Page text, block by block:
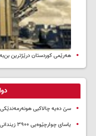
هەرێمی کوردستان درێژترین
سێ دەیە چالاکیی هونەرمەندێکی
یاسای چوارچێوەیی ۳۹۰۰ زیندانی سیاسی پەکەکە دەگرێتەوە